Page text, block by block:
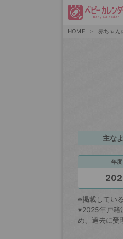
HOME 赤ちゃん
主な
年度
※掲載してい
※2025年戸籍
め、過去に受